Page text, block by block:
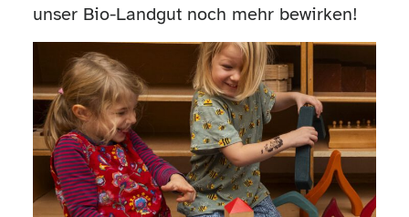
unser Bio-Landgut noch mehr bewirken!